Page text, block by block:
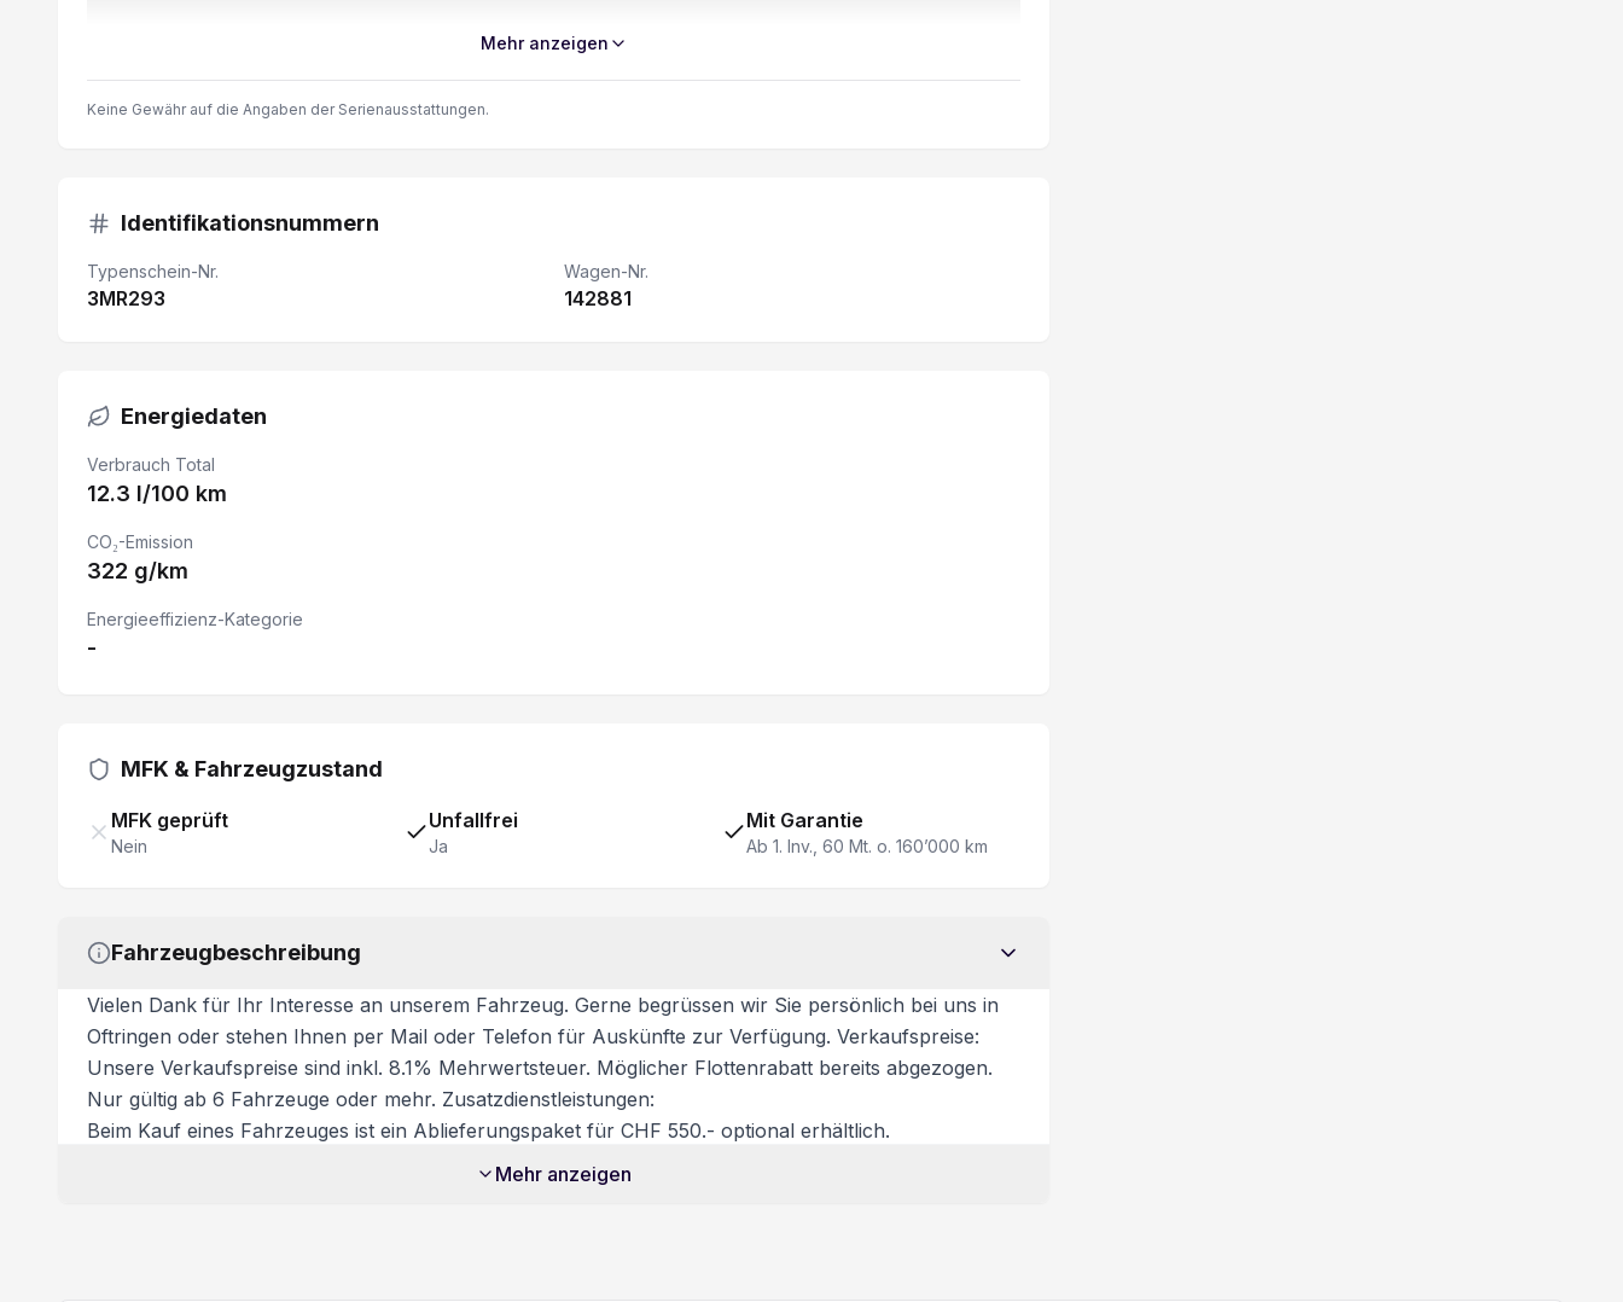
Spurverlassenswarnung Keyless Go Start-Funktion
LED Tagfahrlicht
Seiten- und Kopfairbag vorn Feststellbremse elektrisch
Regensensor LED-Scheinwerfer
Bordcomputer
Berganfahrassistent
Details siehe gültige Preisliste des Importeurs
Fahrersitz 8-fach verstellbar/ Armlehne
Garantie 5 Jahre/ 160'000 km
Verkehrsschild-Erkennungssystem ABS + Bremsassistent
Mehr anzeigen
Keine Gewähr auf die Angaben der Serienausstattungen.
Identifikationsnummern
Typenschein-Nr.
3MR293
Wagen-Nr.
142881
Energiedaten
Verbrauch Total
12.3 l/100 km
CO₂-Emission
322 g/km
Energieeffizienz-Kategorie
-
MFK & Fahrzeugzustand
MFK geprüft
Nein
Unfallfrei
Ja
Mit Garantie
Ab 1. Inv., 60 Mt. o. 160’000 km
Fahrzeugbeschreibung
Vielen Dank für Ihr Interesse an unserem Fahrzeug. Gerne begrüssen wir Sie persönlich bei uns in
Oftringen oder stehen Ihnen per Mail oder Telefon für Auskünfte zur Verfügung. Verkaufspreise:
Unsere Verkaufspreise sind inkl. 8.1% Mehrwertsteuer. Möglicher Flottenrabatt bereits abgezogen.
Nur gültig ab 6 Fahrzeuge oder mehr. Zusatzdienstleistungen:
Beim Kauf eines Fahrzeuges ist ein Ablieferungspaket für CHF 550.- optional erhältlich.
Mehr anzeigen